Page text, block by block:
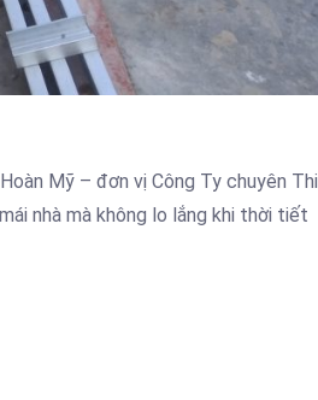
Mỹ – đơn vị Công Ty chuyên Thi
nhà mà không lo lắng khi thời tiết